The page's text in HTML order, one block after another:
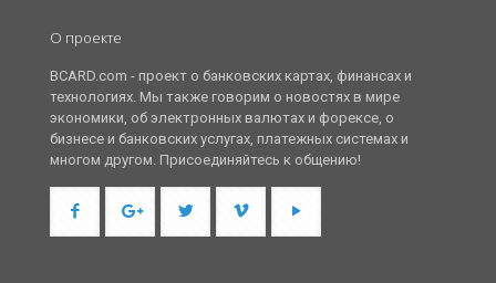
О проекте
BCARD.com - проект о банковских картах, финансах и
технологиях. Мы также говорим о новостях в мире
экономики, об электронных валютах и форексе, о
бизнесе и банковских услугах, платежных системах и
многом другом. Присоединяйтесь к общению!